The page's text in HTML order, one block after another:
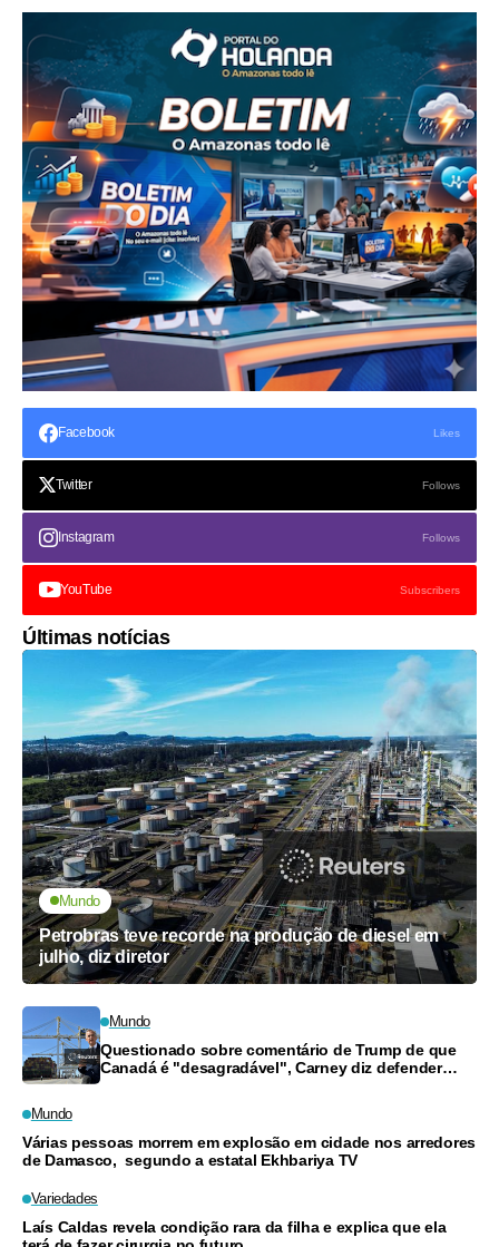
Facebook Likes
Twitter Follows
Instagram Follows
YouTube Subscribers
Últimas notícias
Mundo
Petrobras teve recorde na produção de diesel em
julho, diz diretor
Mundo
Questionado sobre comentário de Trump de que
Canadá é "desagradável", Carney diz defender
Mundo
Várias pessoas morrem em explosão em cidade nos arredores
de Damasco, segundo a estatal Ekhbariya TV
Variedades
Laís Caldas revela condição rara da filha e explica que ela